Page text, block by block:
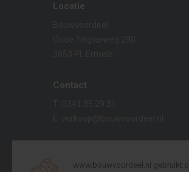
Locatie
Contact
NL009695825B01
www.bouwvoordeel.nl gebruikt